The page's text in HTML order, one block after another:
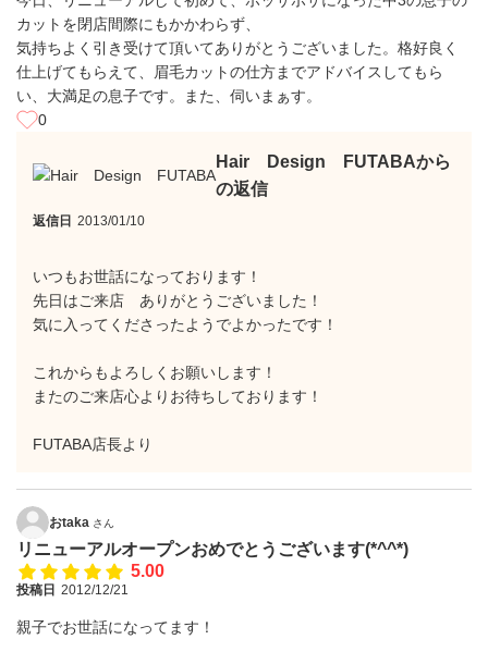
カットを閉店間際にもかかわらず、
気持ちよく引き受けて頂いてありがとうございました。格好良く
仕上げてもらえて、眉毛カットの仕方までアドバイスしてもら
い、大満足の息子です。また、伺いまぁす。
0
Hair Design FUTABAから
の返信
返信日 2013/01/10
いつもお世話になっております！
先日はご来店 ありがとうございました！
気に入ってくださったようでよかったです！
これからもよろしくお願いします！
またのご来店心よりお待ちしております！
FUTABA店長より
おtaka さん
リニューアルオープンおめでとうございます(*^^*)
5.00
投稿日 2012/12/21
親子でお世話になってます！